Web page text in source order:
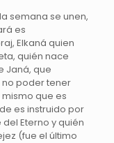
semana se unen,
es
Elkaná quien
quién nace
Janá, que
poder tener
que es
es instruido por
Eterno y quién
(fue el último